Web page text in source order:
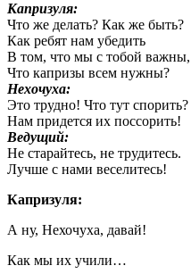
Капризуля:
Что же делать? Как же быть?
Как ребят нам убедить
В том, что мы с тобой важны,
Что капризы всем нужны?
Нехочуха:
Это трудно! Что тут спорить?
Нам придется их поссорить!
Ведущий:
Не старайтесь, не трудитесь.
Лучше с нами веселитесь!
Капризуля:
А ну, Нехочуха, давай!
Как мы их учили…